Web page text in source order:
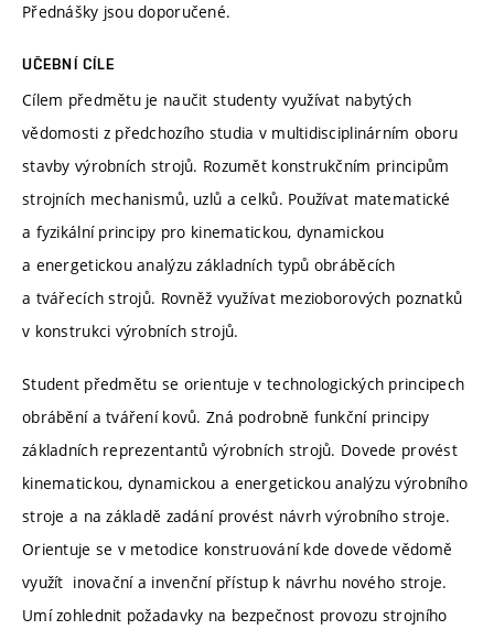
Přednášky jsou doporučené.
UČEBNÍ CÍLE
Cílem předmětu je naučit studenty využívat nabytých
vědomosti z předchozího studia v multidisciplinárním oboru
stavby výrobních strojů. Rozumět konstrukčním principům
strojních mechanismů, uzlů a celků. Používat matematické
a fyzikální principy pro kinematickou, dynamickou
a energetickou analýzu základních typů obráběcích
a tvářecích strojů. Rovněž využívat mezioborových poznatků
v konstrukci výrobních strojů.
Student předmětu se orientuje v technologických principech
obrábění a tváření kovů. Zná podrobně funkční principy
základních reprezentantů výrobních strojů. Dovede provést
kinematickou, dynamickou a energetickou analýzu výrobního
stroje a na základě zadání provést návrh výrobního stroje.
Orientuje se v metodice konstruování kde dovede vědomě
využít inovační a invenční přístup k návrhu nového stroje.
Umí zohlednit požadavky na bezpečnost provozu strojního